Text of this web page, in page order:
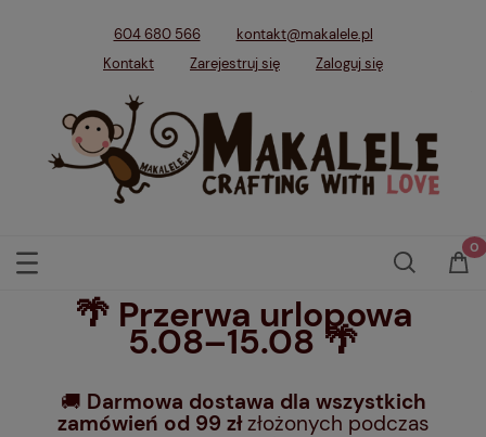
604 680 566
kontakt@makalele.pl
Kontakt
Zarejestruj się Zaloguj się
🌴 Przerwa urlopowa
5.08–15.08 🌴
🚚 Darmowa dostawa dla wszystkich
zamówień od 99 złzłożonych podczas